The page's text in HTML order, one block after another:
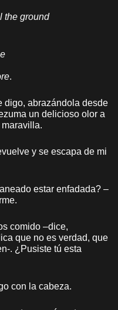
the ground
.
digo, abrazándola desde
un delicioso olor a
y se escapa de mi
estar enfadada? –
comido –dice,
que no es verdad, que
. ¿Pusiste tú esta
con la cabeza.